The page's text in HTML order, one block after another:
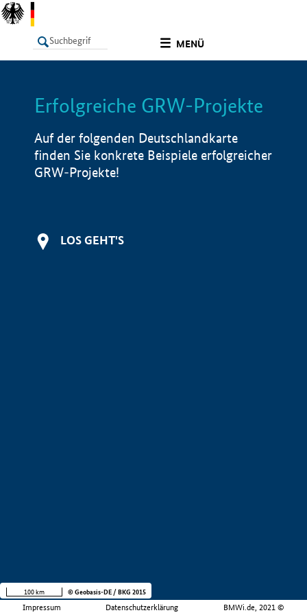
MENÜ
LISTE Info
Erfolgreiche GRW-Projekte
Auf der folgenden Deutschlandkarte
finden Sie konkrete Beispiele erfolgreicher
GRW-Projekte!
LOS GEHT'S
Impressum Datenschutzerklärung BMWi.de, 2021 ©
100 km © Geobasis-DE / BKG 2015